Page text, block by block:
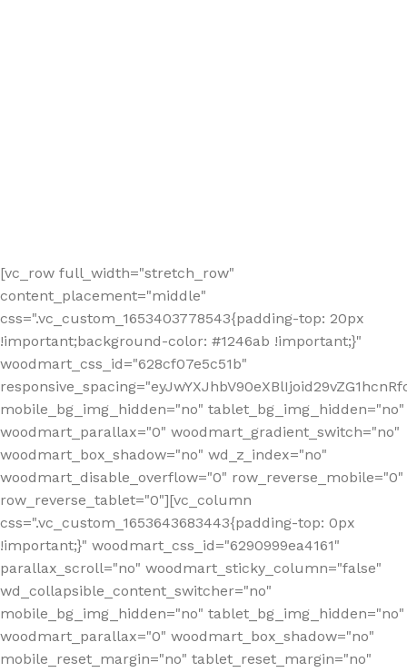
[vc_row full_width="stretch_row"
content_placement="middle"
css=".vc_custom_1653403778543{padding-top: 20px
!important;background-color: #1246ab !important;}"
woodmart_css_id="628cf07e5c51b"
mobile_bg_img_hidden="no" tablet_bg_img_hidden="no"
woodmart_parallax="0" woodmart_gradient_switch="no"
woodmart_box_shadow="no" wd_z_index="no"
woodmart_disable_overflow="0" row_reverse_mobile="0"
row_reverse_tablet="0"][vc_column
css=".vc_custom_1653643683443{padding-top: 0px
!important;}" woodmart_css_id="6290999ea4161"
parallax_scroll="no" woodmart_sticky_column="false"
wd_collapsible_content_switcher="no"
mobile_bg_img_hidden="no" tablet_bg_img_hidden="no"
woodmart_parallax="0" woodmart_box_shadow="no"
mobile_reset_margin="no" tablet_reset_margin="no"